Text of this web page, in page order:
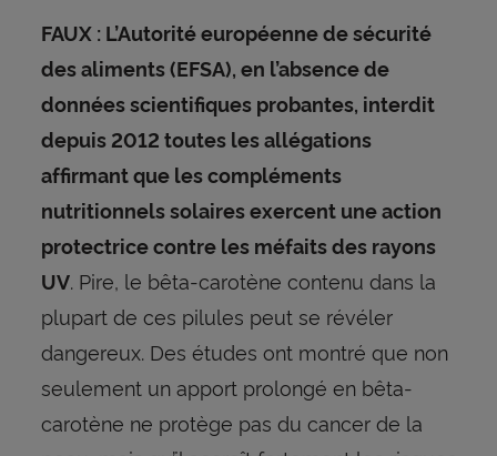
FAUX : L’Autorité européenne de sécurité
des aliments (EFSA), en l’absence de
données scientifiques probantes, interdit
depuis 2012 toutes les allégations
affirmant que les compléments
nutritionnels solaires exercent une action
protectrice contre les méfaits des rayons
UV. Pire, le bêta-carotène contenu dans la
plupart de ces pilules peut se révéler
dangereux. Des études ont montré que non
seulement un apport prolongé en bêta-
carotène ne protège pas du cancer de la